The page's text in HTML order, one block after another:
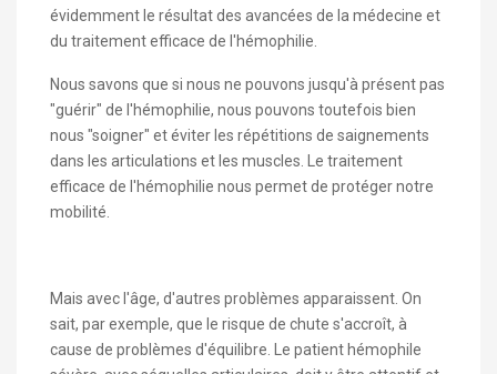
évidemment le résultat des avancées de la médecine et
du traitement efficace de l'hémophilie.
Nous savons que si nous ne pouvons jusqu'à présent pas
"guérir" de l'hémophilie, nous pouvons toutefois bien
nous "soigner" et éviter les répétitions de saignements
dans les articulations et les muscles. Le traitement
efficace de l'hémophilie nous permet de protéger notre
mobilité.
Mais avec l'âge, d'autres problèmes apparaissent. On
sait, par exemple, que le risque de chute s'accroît, à
cause de problèmes d'équilibre. Le patient hémophile